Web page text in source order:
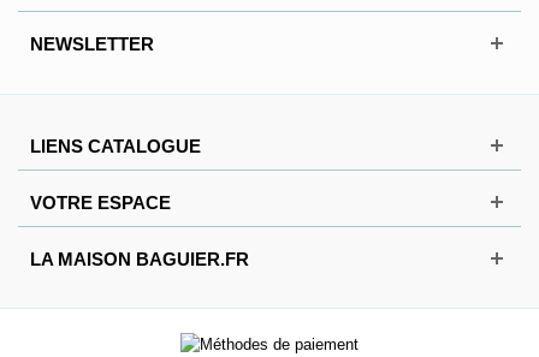
NEWSLETTER
LIENS CATALOGUE
VOTRE ESPACE
LA MAISON BAGUIER.FR